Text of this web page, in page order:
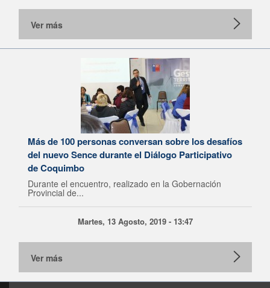
Ver más
Más de 100 personas conversan sobre los desafíos
del nuevo Sence durante el Diálogo Participativo
de Coquimbo
Durante el encuentro, realizado en la Gobernación
Provincial de...
Martes, 13 Agosto, 2019 - 13:47
Ver más